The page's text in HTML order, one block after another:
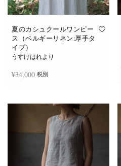
夏のカシュクールワンピー
ス（ベルギーリネン:厚手タ
イプ）
うすけはれより
¥34,000 税別